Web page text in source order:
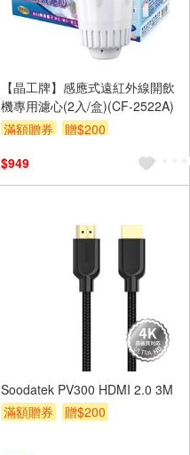
【晶工牌】感應式遠紅外線開飲
機專用濾心(2入/盒)(CF-2522A)
滿額贈券
贈$200
$949
Soodatek PV300 HDMI 2.0 3M
滿額贈券
贈$200